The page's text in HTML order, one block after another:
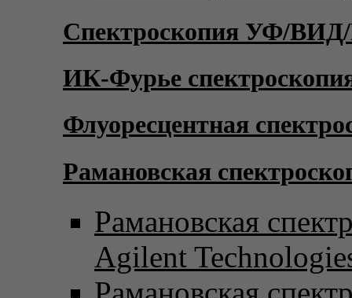
Спектроскопия УФ/
ИК-Фурье
Флуоресцентная
Рамановская
Рамановская
Agilent